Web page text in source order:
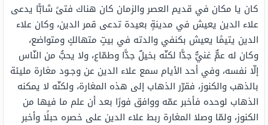
كان يا مكان في قديم العصر والزمان كان هناك فتىً شابًّا يدعى
علاء الدين يعيش في مدينةٍ بعيدة تدعى قمر الدين، وكان علاء
الدين يتيمًا يعيش بكنفي والدته في بيتٍ متهالكٍ ومتواضع،
وكان له عمٌّ غنيٌّ جدًّا لكنّه بخيلٌ جدًّا وطمّاع، ولا يحبُّ من النّاس
إلّا نفسه، وفي أحد الأيام سمع علاء الدين عن وجـود مغارة مليئة
بالذهب والكنوز، فقرّر الذهاب إلى هذه المغارة، ولكنّه لا يمكنه
الذهاب لوحده فأخبر عمّه ووافق فورًا بعد أن علم ما فيها من
الكنوز، ولمّا وصلا المغارة ربط علاء الدين على خصره حبلًا وأخبر